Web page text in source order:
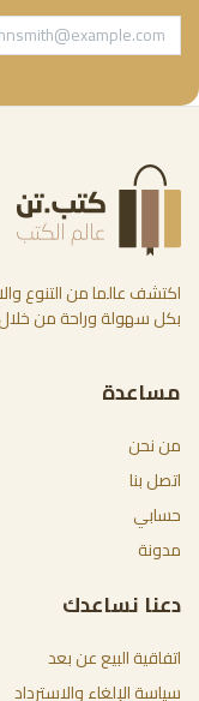
اكتشف عالما من التنوع
بكل سهولة وراحة من خلال
مساعدة
من نحن
اتصل بنا
حسابي
مدونة
دعنا نساعدك
اتفاقية البيع عن بعد
سياسة الإلغاء والاسترداد